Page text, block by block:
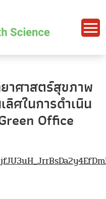
าศาสตร์สุขภาพ
ศในการดำเนิน
Office